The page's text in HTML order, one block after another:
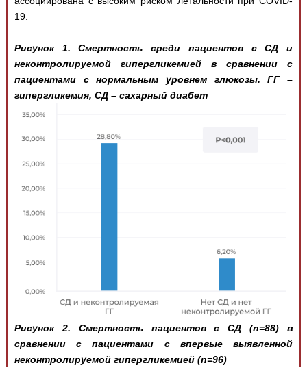
19.
Рисунок 1. Смертность среди пациентов с СД и
неконтролируемой гипергликемией в сравнении с
пациентами с нормальным уровнем глюкозы. ГГ –
гипергликемия, СД – сахарный диабет
Рисунок 2. Смертность пациентов с СД (n=88) в
сравнении с пациентами с впервые выявленной
неконтролируемой гипергликемией (n=96)